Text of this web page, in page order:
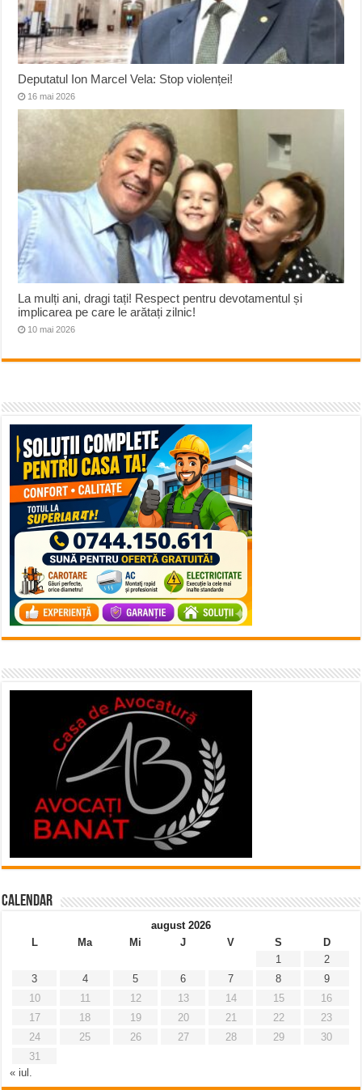
Deputatul Ion Marcel Vela: Stop violenței!
16 mai 2026
La mulți ani, dragi tați! Respect pentru devotamentul și
implicarea pe care le arătați zilnic!
10 mai 2026
Calendar
august 2026
L
Ma Mi J V S
D
1
2
3
4 5 6 7 8
9
10
11 12 13 14 15
16
17
18 19 20 21 22
23
24
25 26 27 28 29
30
31
« iul.